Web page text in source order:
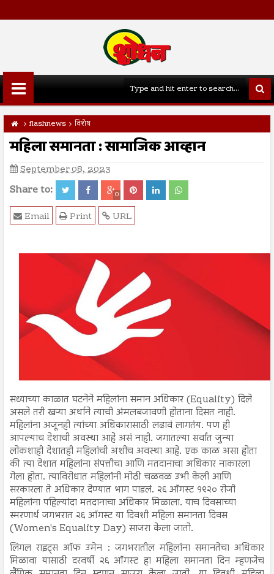
flashnews विशेष
महिला समानता : सामाजिक आव्हान
September 08, 2023
Share to: 0
URL
Print
Email
सध्याच्या काळात घटनेने महिलांना समान अधिकार (Equality) दिले
असले तरी खऱ्या अर्थाने त्याची अंमलबजावणी होताना दिसत नाही.
महिलांना अजूनही त्यांच्या अधिकारासाठी लढावं लागतंय. पण ही
आपल्याच देशाची अवस्था आहे असं नाही. जगातल्या सर्वांत जुन्या
लोकशाही देशातही महिलांची अशीच अवस्था आहे. एक काळ असा होता
की त्या देशात महिलांना संपत्तीचा आणि मतदानाचा अधिकार नाकारला
गेला होता. त्याविरोधात महिलांनी मोठी चळवळ उभी केली आणि
सरकारला ते अधिकार देण्यात भाग पाडलं. २६ ऑगस्ट १९२० रोजी
महिलांना पहिल्यांदा मतदानाचा अधिकार मिळाला. याच दिवसाच्या
स्मरणार्थ जगभरात २६ ऑगस्ट या दिवशी महिला समानता दिवस
(Women's Equality Day) साजरा केला जातो.
लिगल राइट्स ऑफ उमेन : जगभरातील महिलांना समानतेचा अधिकार
मिळावा यासाठी दरवर्षी २६ ऑगस्ट हा महिला समानता दिन म्हणजेच